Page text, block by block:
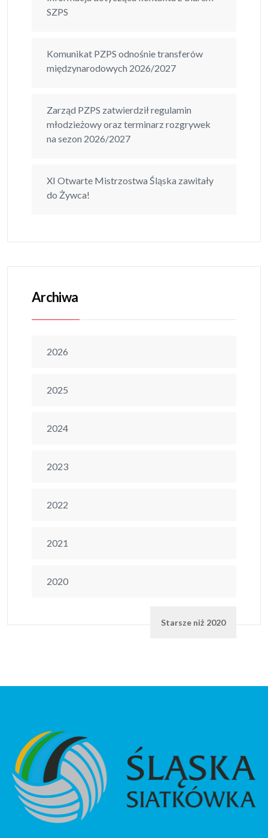
SZPS
Komunikat PZPS odnośnie transferów
międzynarodowych 2026/2027
Zarząd PZPS zatwierdził regulamin
młodzieżowy oraz terminarz rozgrywek
na sezon 2026/2027
XI Otwarte Mistrzostwa Śląska zawitały
do Żywca!
Archiwa
2026
2025
2024
2023
2022
2021
2020
Starsze niż 2020